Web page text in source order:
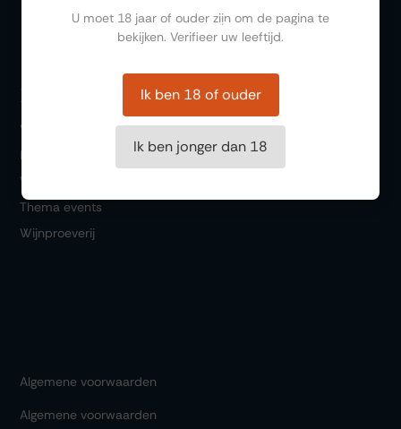
Cadeaubonnen
Bezoeken
Winkel
Bar 1717
Wijn & Spijs
Thema events
Wijnproeverij
Algemene voorwaarden
Algemene voorwaarden
U moet 18 jaar of ouder zijn om de pagina te
bekijken. Verifieer uw leeftijd.
Ik ben 18 of ouder
Ik ben jonger dan 18